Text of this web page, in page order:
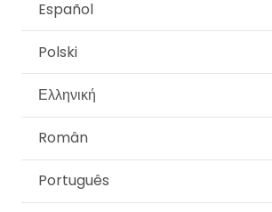
Español
Polski
Ελληνική
Român
Português